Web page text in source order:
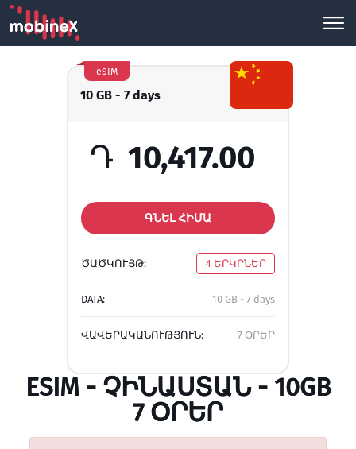
10 GB - 7 days
eSIM
Դ 10,417.00
ԳՆԵԼ ՀԻՄԱ
ԾԱԾԿՈՒՅԹ: 4 ԵՐԿՐՆԵՐ
DATA: 10 GB - 7 days
ՎԱՎԵՐԱԿԱՆՈՒԹՅՈՒՆ: 7 ՕՐԵՐ
ESIM - ՉԻՆԱՍՏԱՆ - 10GB
7 ՕՐԵՐ